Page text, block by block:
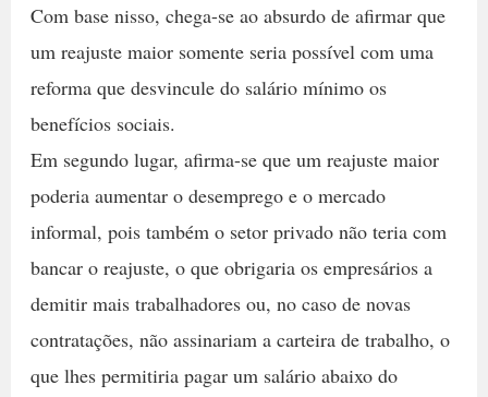
Com base nisso, chega-se ao absurdo de afirmar que
um reajuste maior somente seria possível com uma
reforma que desvincule do salário mínimo os
benefícios sociais.
Em segundo lugar, afirma-se que um reajuste maior
poderia aumentar o desemprego e o mercado
informal, pois também o setor privado não teria com
bancar o reajuste, o que obrigaria os empresários a
demitir mais trabalhadores ou, no caso de novas
contratações, não assinariam a carteira de trabalho, o
que lhes permitiria pagar um salário abaixo do